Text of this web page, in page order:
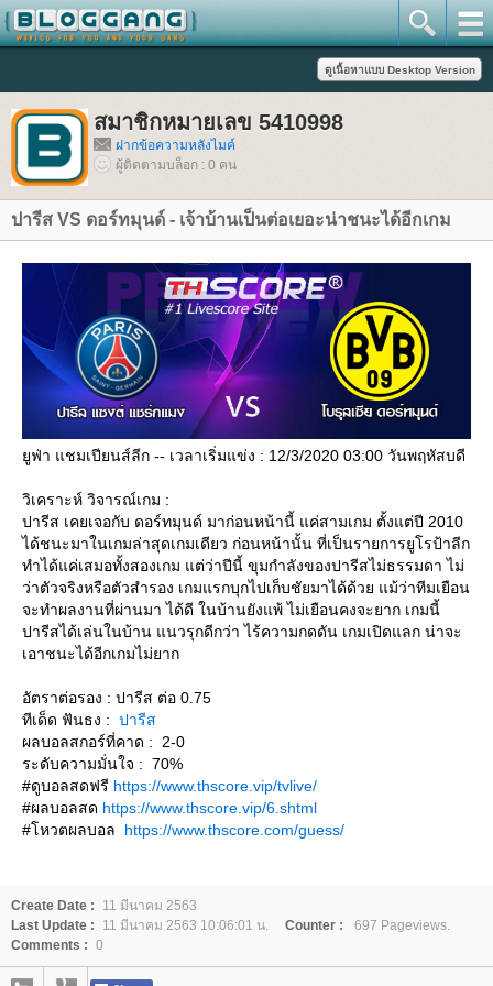
สมาชิกหมายเลข 5410998
ฝากข้อความหลังไมค์
ผู้ติดตามบล็อก : 0 คน
ปารีส VS ดอร์ทมุนด์ - เจ้าบ้านเป็นต่อเยอะน่าชนะได้อีกเกม
ูฟ่า แชมเปียนส์ลีก -- เวลาเริ่มแข่ง : 12/3/2020 03:00 วันพฤหัสบดี
วิเคราะห์ วิจารณ์เกม :
ปารีส เคยเจอกับ ดอร์ทมุนด์ มาก่อนหน้านี้ แค่สามเกม ตั้งแต่ปี 2010
ได้ชนะมาในเกมล่าสุดเกมเดียว ก่อนหน้านั้น ที่เป็นรายการยูโรป้าลีก
ทำได้แค่เสมอทั้งสองเกม แต่ว่าปีนี้ ขุมกำลังของปารีสไม่ธรรมดา ไม่
ว่าตัวจริงหรือตัวสำรอง เกมแรกบุกไปเก็บชัยมาได้ด้วย แม้ว่าทีมเยือน
จะทำผลงานที่ผ่านมา ได้ดี ในบ้านยังแพ้ ไม่เยือนคงจะยาก เกมนี้
ปารีสได้เล่นในบ้าน แนวรุกดีกว่า ไร้ความกดดัน เกมเปิดแลก น่าจะ
เอาชนะได้อีกเกมไม่ยาก
อัตราต่อรอง : ปารีส ต่อ 0.75
ทีเด็ด ฟันธง : ปารีส
ผลบอลสกอร์ที่คาด : 2-0
ระดับความมั่นใจ : 70%
#ดูบอลสดฟรี https://www.thscore.vip/tvlive/
#ผลบอลสด https://www.thscore.vip/6.shtml
#โหวตผลบอล https://www.thscore.com/guess/
Create Date :
11 มีนาคม 2563
Last Update :
11 มีนาคม 2563 10:06:01 น. Counter :
697 Pageviews.
Comments : 0